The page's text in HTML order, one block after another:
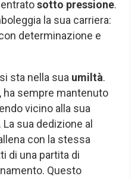
sotto pressione.
la sua carriera:
determinazione e
sta nella sua umiltà.
sempre mantenuto
vicino alla sua
sua dedizione al
con la stessa
di una partita di
Questo